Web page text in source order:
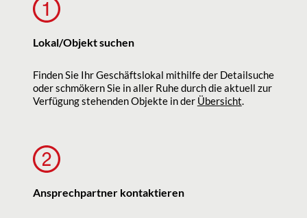
Lokal/Objekt suchen
Finden Sie Ihr Geschäftslokal mithilfe der Detailsuche
oder schmökern Sie in aller Ruhe durch die aktuell zur
Verfügung stehenden Objekte in der Übersicht.
Ansprechpartner kontaktieren